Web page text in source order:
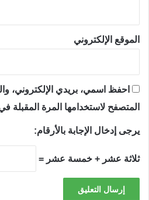
الموقع الإلكتروني
احفظ اسمي، بريدي الإلكتروني،
المتصفح لاستخدامها المرة المقبلة
يرجى إدخال الإجابة بالأرقام:
ثلاثة عشر + خمسة عشر =